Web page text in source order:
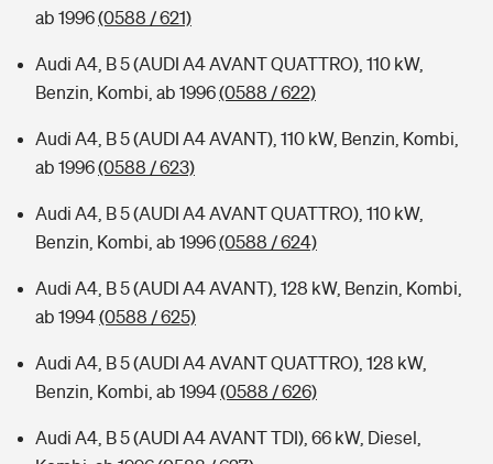
ab 1996(0588 / 621)
Audi A4, B 5 (AUDI A4 AVANT QUATTRO), 110 kW,
Benzin, Kombi, ab 1996(0588 / 622)
Audi A4, B 5 (AUDI A4 AVANT), 110 kW, Benzin, Kombi,
ab 1996(0588 / 623)
Audi A4, B 5 (AUDI A4 AVANT QUATTRO), 110 kW,
Benzin, Kombi, ab 1996(0588 / 624)
Audi A4, B 5 (AUDI A4 AVANT), 128 kW, Benzin, Kombi,
ab 1994(0588 / 625)
Audi A4, B 5 (AUDI A4 AVANT QUATTRO), 128 kW,
Benzin, Kombi, ab 1994(0588 / 626)
Audi A4, B 5 (AUDI A4 AVANT TDI), 66 kW, Diesel,